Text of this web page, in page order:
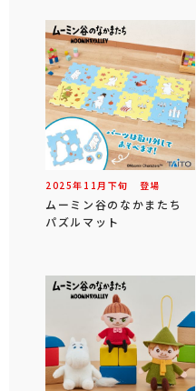
2025年 11 月 下旬 登場
ムーミン谷のなかまたち
パズルマット